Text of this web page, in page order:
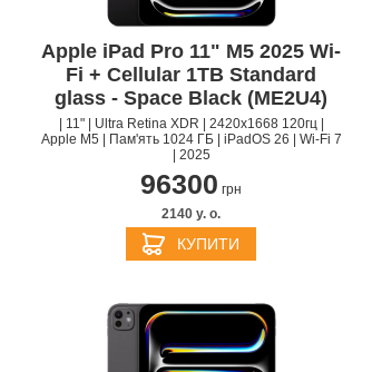
Apple iPad Pro 11" M5 2025 Wi-
Fi + Cellular 1TB Standard
glass - Space Black (ME2U4)
| 11" | Ultra Retina XDR | 2420x1668 120гц |
Apple M5 | Пам'ять 1024 ГБ | iPadOS 26 | Wi-Fi 7
| 2025
96300 грн
2140 y. о.
КУПИТИ